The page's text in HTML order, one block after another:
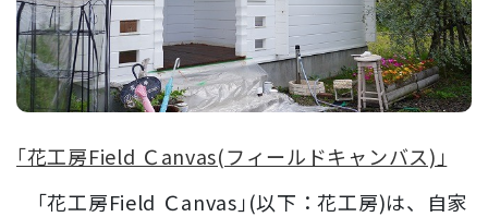
｢花工房Field Ｃanvas(フィールドキャンバス)｣
｢花工房Field Ｃanvas｣(以下：花工房)は、自家